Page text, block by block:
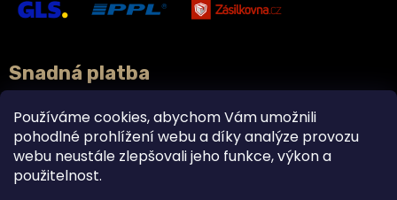
Používáme cookies, abychom Vám umožnili
pohodlné prohlížení webu a díky analýze provozu
webu neustále zlepšovali jeho funkce, výkon a
použitelnost.
Snadná platba